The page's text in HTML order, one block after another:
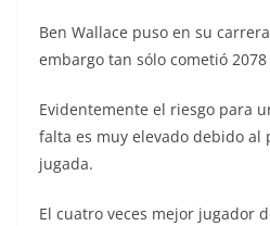
Ben Wallace puso en su
embargo tan sólo cometió
Evidentemente el riesgo para
falta es muy elevado debido al
jugada.
El cuatro veces mejor jugador